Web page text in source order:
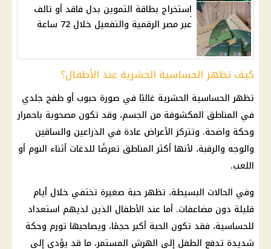
استخراج بطاقة التموين بدل فاقد أو تالف
عبر مصر الرقمية والتفعيل خلال 72 ساعة
كيف تظهر الحساسية الحشرية عند الأطفال؟
تظهر الحساسية الحشرية غالبًا في صورة حبوب أو طفح جلدي
في المناطق المكشوفة من الجسم، وقد تكون مصحوبة باحمرار
وحكة واضحة. وتتركز الأعراض عادة في الذراعين والساقين
والوجه والرقبة، لأنها أكثر المناطق تعرضًا للدغات أثناء النوم أو
اللعب.
وفي الحالات البسيطة، تظهر حبة صغيرة تختفي خلال أيام
قليلة دون مضاعفات. أما عند الأطفال الذين لديهم استعداد
للحساسية، فقد تكون الحبة أكبر حجمًا، ويصاحبها تورم وحكة
شديدة تدفع الطفل إلى الهرش المستمر، ما قد يؤدي إلى